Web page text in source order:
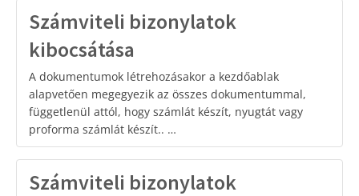
Számviteli bizonylatok
kibocsátása
A dokumentumok létrehozásakor a kezdőablak
alapvetően megegyezik az összes dokumentummal,
függetlenül attól, hogy számlát készít, nyugtát vagy
proforma számlát készít.. …
Számviteli bizonylatok